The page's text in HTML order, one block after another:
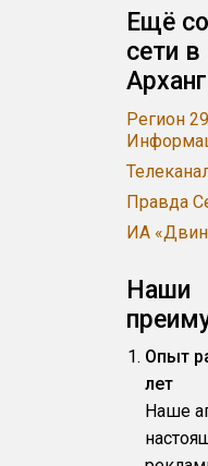
Ещё
сети в
Регион 29 |
Правда
ИА
Наши
Опыт
лет
Наше